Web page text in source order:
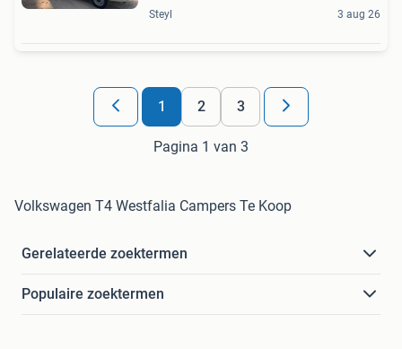
Steyl 3 aug 26
1 2 3
Pagina 1 van 3
Volkswagen T4 Westfalia Campers Te Koop
Gerelateerde zoektermen
Populaire zoektermen